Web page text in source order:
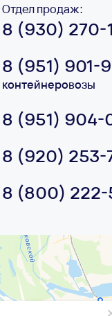
Отдел продаж:
8 (930) 270-
8 (951) 901-
контейнеровозы
8 (951) 904-
8 (920) 253-
8 (800) 222-